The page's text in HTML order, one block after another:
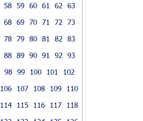
58 59 60 61 62
63
68 69 70 71 72
73
78 79 80 81 82
83
88 89 90 91 92
93
98 99 100 101
102
106 107 108 109
110
114 115 116 117
118